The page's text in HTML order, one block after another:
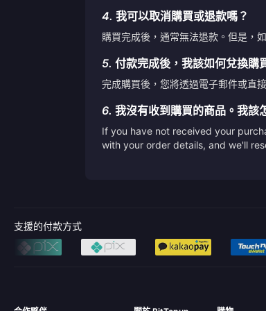
4. 我可以取消購買或退款嗎？
購買完成後，通常無法退款。但是，
5. 付款完成後，我該如何兌換購
完成購買後，您將透過電子郵件或直
6. 我沒有收到購買的商品。我該
If you have not received your
with your order details, and we'll
支援的付款方式